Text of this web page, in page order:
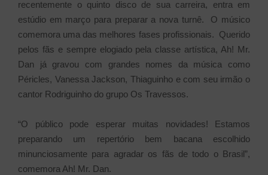
recentemente o quinto disco de sua carreira, entra em
estúdio em março para preparar a nova turnê. O músico
comemora uma das melhores fases profissionais. Querido
pelos fãs e sempre elogiado pela classe artística, Ah! Mr.
Dan já gravou com grandes nomes da música como
Péricles, Vanessa Jackson, Thiaguinho e com seu irmão o
cantor Rodriguinho do grupo Os Travessos.
“O público pode esperar muitas novidades! Estamos
preparando um repertório bem bacana escolhido
minunciosamente para agradar os fãs de todo o Brasil”,
comemora Ah! Mr. Dan.